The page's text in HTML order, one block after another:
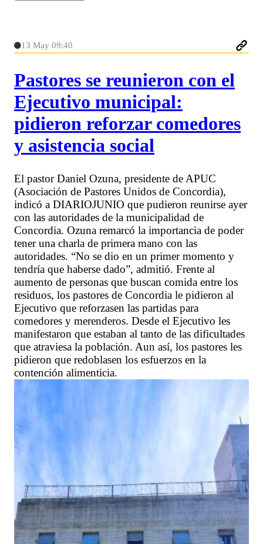
13 May 09:40
Pastores se reunieron con el
Ejecutivo municipal:
pidieron reforzar comedores
y asistencia social
El pastor Daniel Ozuna, presidente de APUC
(Asociación de Pastores Unidos de Concordia),
indicó a DIARIOJUNIO que pudieron reunirse ayer
con las autoridades de la municipalidad de
Concordia. Ozuna remarcó la importancia de poder
tener una charla de primera mano con las
autoridades. “No se dio en un primer momento y
tendría que haberse dado”, admitió. Frente al
aumento de personas que buscan comida entre los
residuos, los pastores de Concordia le pidieron al
Ejecutivo que reforzasen las partidas para
comedores y merenderos. Desde el Ejecutivo les
manifestaron que estaban al tanto de las dificultades
que atraviesa la población. Aun así, los pastores les
pidieron que redoblasen los esfuerzos en la
contención alimenticia.